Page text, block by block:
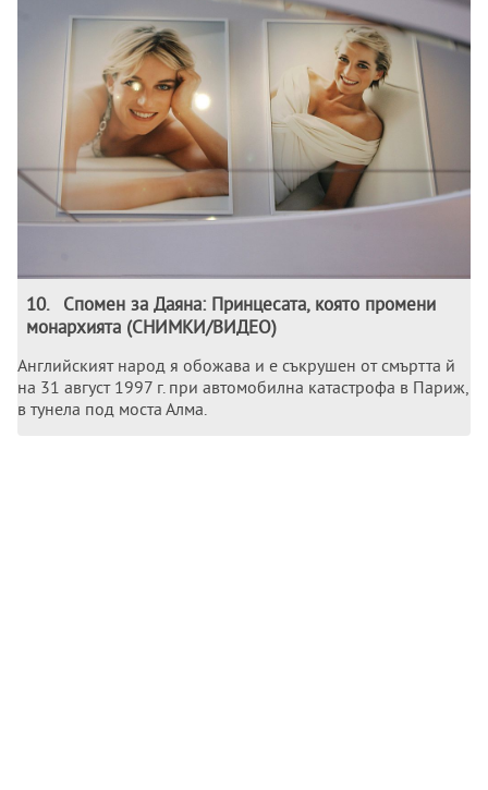
10.
Спомен за Даяна: Принцесата, която промени
монархията (СНИМКИ/ВИДЕО)
Английският народ я обожава и е съкрушен от смъртта й
на 31 август 1997 г. при автомобилна катастрофа в Париж,
в тунела под моста Алма.